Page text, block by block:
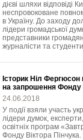
дієві шляхи відповіді
неспровоковане
в Україну. До заходу
лідери громадської
представники
журналісти та
Історик Ніл
на запрошення Фонду
24.06.2018
У події взяли участь
лідери думок,
освітніх програм
Фонду Віктора Пінчука.